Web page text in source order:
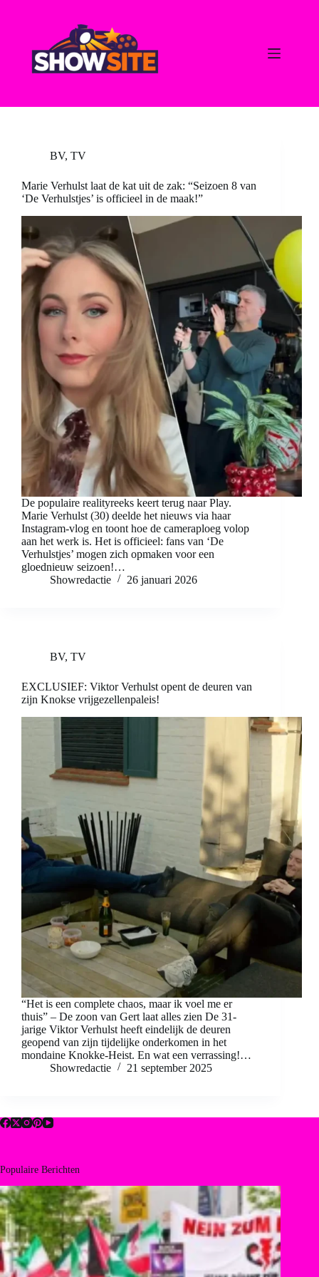
BV, TV
Marie Verhulst laat de kat uit de zak: “Seizoen 8 van
‘De Verhulstjes’ is officieel in de maak!”
De populaire realityreeks keert terug naar Play.
Marie Verhulst (30) deelde het nieuws via haar
Instagram-vlog en toont hoe de cameraploeg volop
aan het werk is. Het is officieel: fans van ‘De
Verhulstjes’ mogen zich opmaken voor een
gloednieuw seizoen!…
Showredactie
26 januari 2026
BV, TV
EXCLUSIEF: Viktor Verhulst opent de deuren van
zijn Knokse vrijgezellenpaleis!
“Het is een complete chaos, maar ik voel me er
thuis” – De zoon van Gert laat alles zien De 31-
jarige Viktor Verhulst heeft eindelijk de deuren
geopend van zijn tijdelijke onderkomen in het
mondaine Knokke-Heist. En wat een verrassing!…
Showredactie
21 september 2025
Populaire Berichten